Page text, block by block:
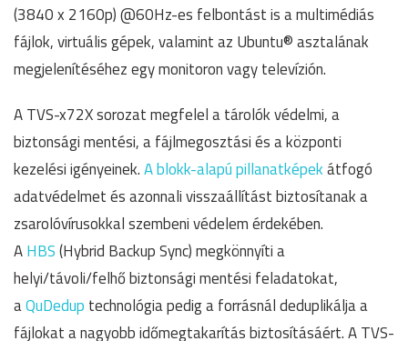
(3840 x 2160p) @60Hz-es felbontást is a multimédiás
fájlok, virtuális gépek, valamint az Ubuntu® asztalának
megjelenítéséhez egy monitoron vagy televízión.
A TVS-x72X sorozat megfelel a tárolók védelmi, a
biztonsági mentési, a fájlmegosztási és a központi
kezelési igényeinek.A blokk-alapú pillanatképekátfogó
adatvédelmet és azonnali visszaállítást biztosítanak a
zsarolóvírusokkal szembeni védelem érdekében.
AHBS(Hybrid Backup Sync) megkönnyíti a
helyi/távoli/felhő biztonsági mentési feladatokat,
aQuDedup technológia pedig a forrásnál deduplikálja a
fájlokat a nagyobb időmegtakarítás biztosításáért. A TVS-